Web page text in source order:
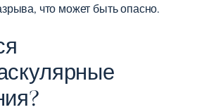
что может быть опасно.